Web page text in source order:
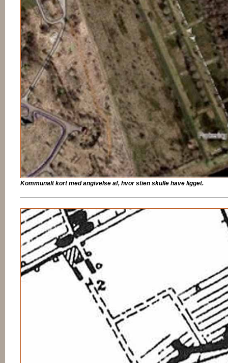
Kommunalt kort med angivelse af, hvor stien skulle have ligget.